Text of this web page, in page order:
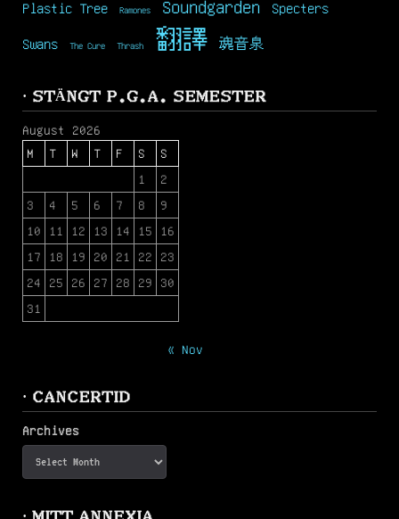
Plastic Tree Ramones Soundgarden Specters
Swans The Cure Thrash 翻譯 魂音泉
· STÄNGT P.G.A. SEMESTER
August 2026
M
T W T F S
S
1
2
3
4 5 6 7 8
9
10
11 12 13 14 15
16
17
18 19 20 21 22
23
24
25 26 27 28 29
30
31
« Nov
· CANCERTID
Archives
· MITT ANNEXIA